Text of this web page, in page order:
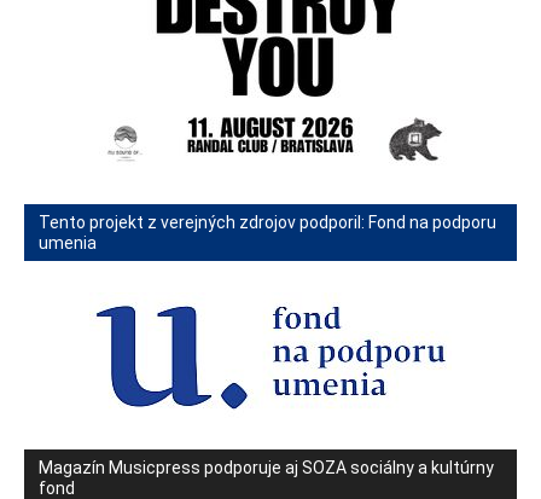
Tento projekt z verejných zdrojov podporil: Fond na podporu
umenia
Magazín Musicpress podporuje aj SOZA sociálny a kultúrny
fond